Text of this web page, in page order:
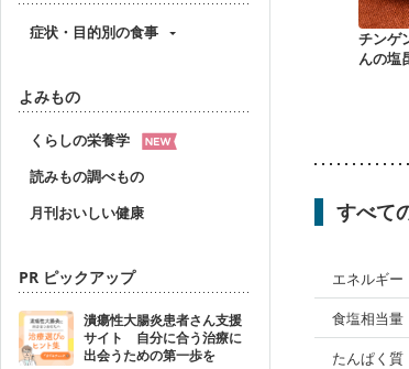
症状・目的別の食事
よみもの
くらしの栄養学
読みもの調べもの
月刊おいしい健康
PR ピックアップ
潰瘍性大腸炎患者さん支援
サイト 自分に合う治療に
出会うための第一歩を
チンゲ
んの塩
すべて
エネルギー
食塩相当量
たんぱく質